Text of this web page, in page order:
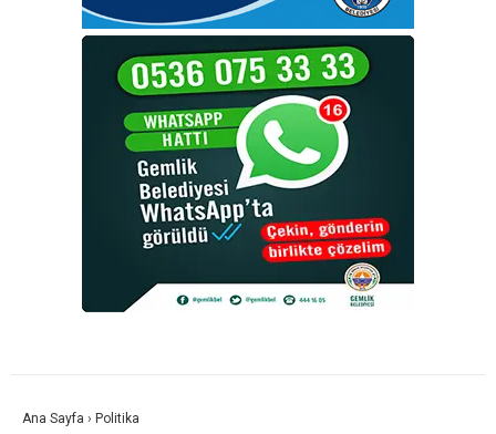
Ana Sayfa › Politika